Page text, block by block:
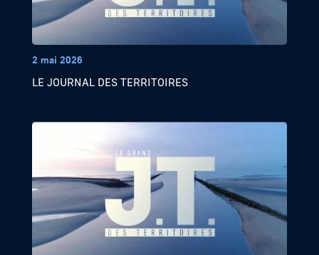
2 mai 2026
LE JOURNAL DES TERRITOIRES